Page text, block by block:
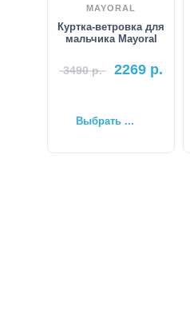
MAYORAL
Куртка-ветровка для
мальчика Mayoral
3490р. 2269 р.
Выбрать ...